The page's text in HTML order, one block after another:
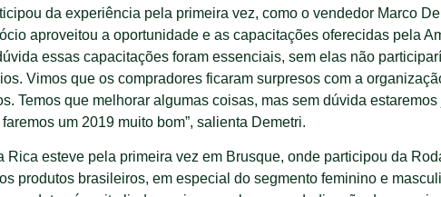
da experiência pela primeira vez, como o vendedor Marco
aproveitou a oportunidade e as capacitações oferecidas pela
essas capacitações foram essenciais, sem elas não
Vimos que os compradores ficaram surpresos com a
Temos que melhorar algumas coisas, mas sem dúvida estaremos
um 2019 muito bom”, salienta Demetri.
esteve pela primeira vez em Brusque, onde participou da
produtos brasileiros, em especial do segmento feminino e